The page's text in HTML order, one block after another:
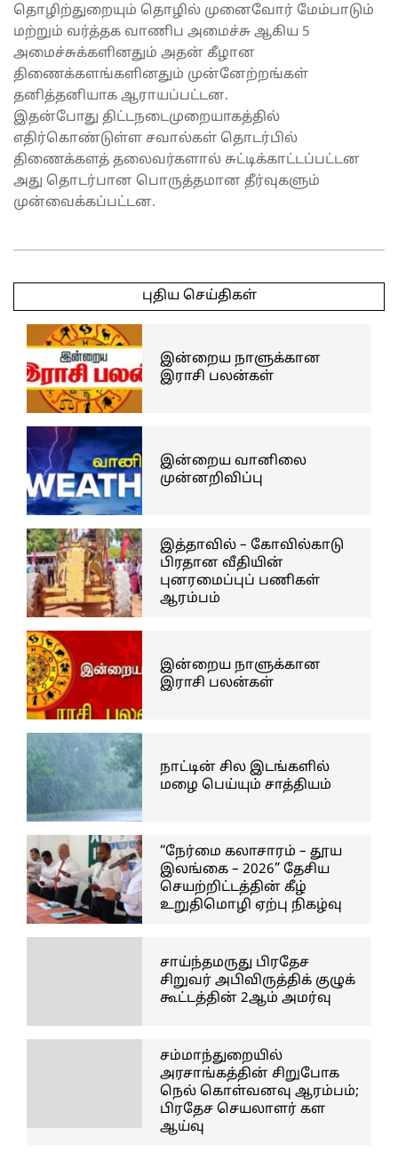
தொழிற்துறையும் தொழில் முனைவோர் மேம்பாடும்
மற்றும் வர்த்தக வாணிப அமைச்சு ஆகிய 5
அமைச்சுக்களினதும் அதன் கீழான
திணைக்களங்களினதும் முன்னேற்றங்கள்
தனித்தனியாக ஆராயப்பட்டன.
இதன்போது திட்டநடைமுறையாகத்தில்
எதிர்கொண்டுள்ள சவால்கள் தொடர்பில்
திணைக்களத் தலைவர்களால் சுட்டிக்காட்டப்பட்டன
அது தொடர்பான பொருத்தமான தீர்வுகளும்
முன்வைக்கப்பட்டன.
04-
புதிய செய்திகள்
இன்றைய நாளுக்கான
இராசி பலன்கள்
இன்றைய வானிலை
முன்னறிவிப்பு
இத்தாவில் – கோவில்காடு
பிரதான வீதியின்
புனரமைப்புப் பணிகள்
ஆரம்பம்
இன்றைய நாளுக்கான
இராசி பலன்கள்
நாட்டின் சில இடங்களில்
மழை பெய்யும் சாத்தியம்
“நேர்மை கலாசாரம் – தூய
இலங்கை – 2026” தேசிய
செயற்றிட்டத்தின் கீழ்
உறுதிமொழி ஏற்பு நிகழ்வு
சாய்ந்தமருது பிரதேச
சிறுவர் அபிவிருத்திக் குழுக்
கூட்டத்தின் 2ஆம் அமர்வு
சம்மாந்துறையில்
அரசாங்கத்தின் சிறுபோக
நெல் கொள்வனவு ஆரம்பம்;
பிரதேச செயலாளர் கள
ஆய்வு